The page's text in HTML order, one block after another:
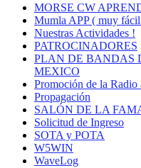
MORSE CW
Mumla APP ( muy
Nuestras Actividades !
PATROCINADORES
PLAN DE BANDAS
MEXICO
Promoción de la Radio
Propagación
SALÓN DE LA
Solicitud de Ingreso
SOTA y POTA
W5WIN
WaveLog